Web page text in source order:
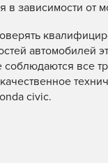
в зависимости от
автомобилей
все
civic.